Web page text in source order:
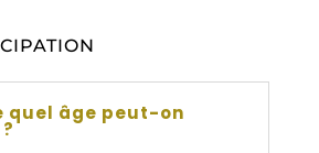
quel âge peut-on